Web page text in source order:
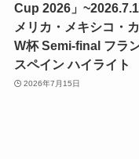
Cup 2026」
メリカ・メキシコ・
W杯 Semi-final フラ
スペイン ハイライト
2026年7月15日